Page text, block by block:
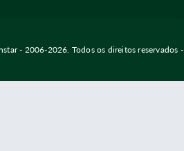
- 2006-2026. Todos os direitos reservados -